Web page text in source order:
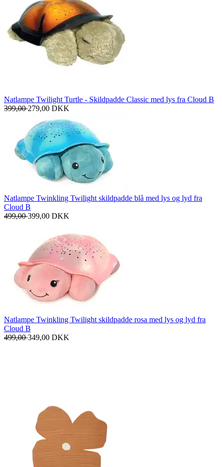
Natlampe Twilight Turtle - Skildpadde Classic med lys fra Cloud B
399,00279,00 DKK
Natlampe Twinkling Twilight skildpadde blå med lys og lyd fra
Cloud B
499,00399,00 DKK
Natlampe Twinkling Twilight skildpadde rosa med lys og lyd fra
Cloud B
499,00349,00 DKK